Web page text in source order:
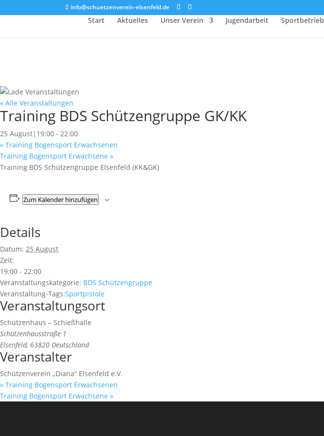
info@schuetzenverein-elsenfeld.de
Start Aktuelles Unser Verein Jugendarbeit Sportbetrieb
« Alle Veranstaltungen
Training BDS Schützengruppe GK/KK
25 August|19:00 - 22:00
« Training Bogensport Erwachsenen
Training Bogensport Erwachsene »
Training BDS Schützengruppe Elsenfeld (KK&GK)
Zum Kalender hinzufügen
Details
Datum: 25 August
Zeit:
19:00 - 22:00
Veranstaltungskategorie: BDS Schützengruppe
Veranstaltung-Tags:Sportpistole
Veranstaltungsort
Schützenhaus – Schießhalle
Schützenhausstraße 1
Elsenfeld, 63820 Deutschland
Veranstalter
Schützenverein „Diana“ Elsenfeld e.V.
« Training Bogensport Erwachsenen
Training Bogensport Erwachsene »